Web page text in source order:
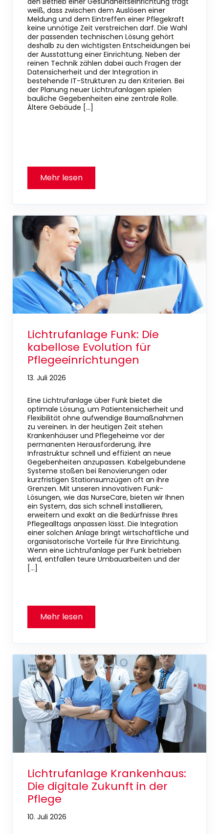
weiß, dass zwischen dem Auslösen einer
Meldung und dem Eintreffen einer Pflegekraft
keine unnötige Zeit verstreichen darf. Die Wahl
der passenden technischen Lösung gehört
deshalb zu den wichtigsten Entscheidungen bei
der Ausstattung einer Einrichtung. Neben der
reinen Technik zählen dabei auch Fragen der
Datensicherheit und der Integration in
bestehende IT-Strukturen zu den Kriterien. Bei
der Planung neuer Lichtrufanlagen spielen
bauliche Gegebenheiten eine zentrale Rolle.
Ältere Gebäude […]
Lichtrufanlage Funk: Die
kabellose Evolution für
Pflegeeinrichtungen
13. Juli 2026
Eine Lichtrufanlage über Funk bietet die
optimale Lösung, um Patientensicherheit und
Flexibilität ohne aufwendige Baumaßnahmen
zu vereinen. In der heutigen Zeit stehen
Krankenhäuser und Pflegeheime vor der
permanenten Herausforderung, ihre
Infrastruktur schnell und effizient an neue
Gegebenheiten anzupassen. Kabelgebundene
Systeme stoßen bei Renovierungen oder
kurzfristigen Stationsumzügen oft an ihre
Grenzen. Mit unseren innovativen Funk-
Lösungen, wie das NurseCare, bieten wir Ihnen
ein System, das sich schnell installieren,
erweitern und exakt an die Bedürfnisse Ihres
Pflegealltags anpassen lässt. Die Integration
einer solchen Anlage bringt wirtschaftliche und
organisatorische Vorteile für Ihre Einrichtung.
Wenn eine Lichtrufanlage per Funk betrieben
wird, entfallen teure Umbauarbeiten und der
[…]
Lichtrufanlage Krankenhaus:
Die digitale Zukunft in der
Pflege
10. Juli 2026